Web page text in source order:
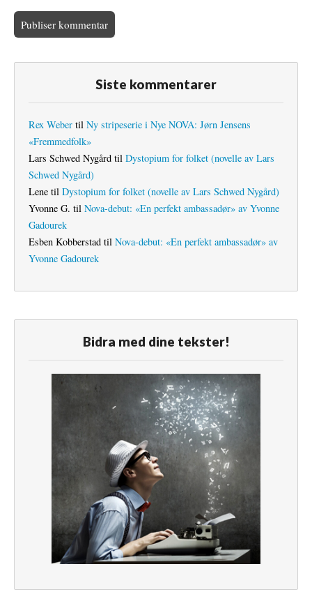
Siste kommentarer
Rex Weber til Ny stripeserie i Nye NOVA: Jørn Jensens
«Fremmedfolk»
Lars Schwed Nygård til Dystopium for folket (novelle av Lars
Schwed Nygård)
Lene til Dystopium for folket (novelle av Lars Schwed Nygård)
Yvonne G. til Nova-debut: «En perfekt ambassadør» av Yvonne
Gadourek
Esben Kobberstad til Nova-debut: «En perfekt ambassadør» av
Yvonne Gadourek
Bidra med dine tekster!